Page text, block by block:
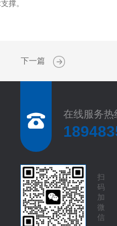
撑。
下一篇
在线服务热
扫
码
加
微
信